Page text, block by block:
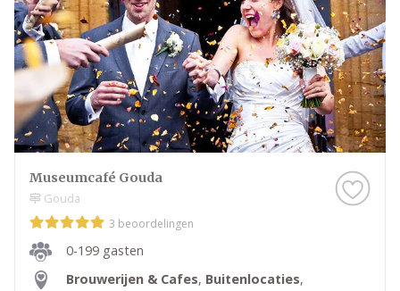
Museumcafé Gouda
Gouda
3 beoordelingen
0-199 gasten
Brouwerijen & Cafes, Buitenlocaties,